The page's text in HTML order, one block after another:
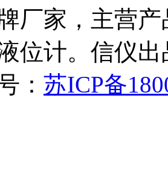
厂家，主营产
位计。信仪
： 苏ICP备